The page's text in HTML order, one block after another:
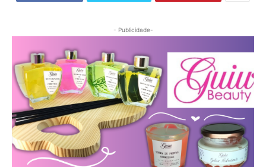
- Publicidade-